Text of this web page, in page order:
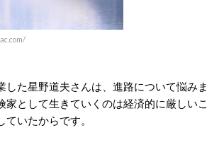
した星野道夫さんは、進路について悩みま
家として生きていくのは経済的に厳しいこ
いたからです。